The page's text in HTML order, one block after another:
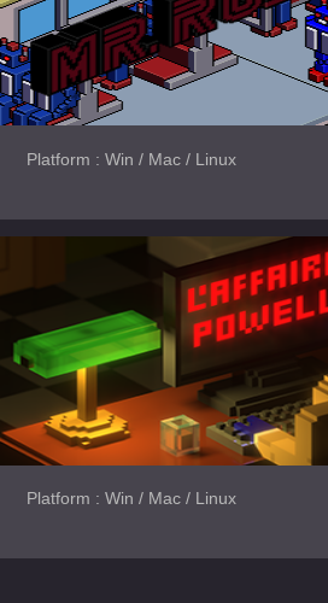
Platform : Win / Mac / Linux
Platform : Win / Mac / Linux